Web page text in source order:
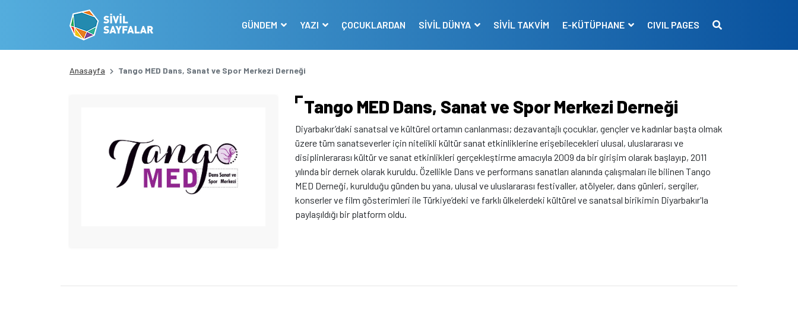
GÜNDEM YAZI ÇOCUKLARDAN SİVİL DÜNYA SİVİL TAKVİM E-KÜTÜPHANE CIVIL PAGES
Anasayfa Tango MED Dans, Sanat ve Spor Merkezi Derneği
Tango MED Dans, Sanat ve Spor Merkezi Derneği
Diyarbakır’daki sanatsal ve kültürel ortamın canlanması; dezavantajlı çocuklar, gençler ve kadınlar başta olmak
üzere tüm sanatseverler için nitelikli kültür sanat etkinliklerine erişebilecekleri ulusal, uluslararası ve
disiplinlerarası kültür ve sanat etkinlikleri gerçekleştirme amacıyla 2009 da bir girişim olarak başlayıp, 2011
yılında bir dernek olarak kuruldu. Özellikle Dans ve performans sanatları alanında çalışmaları ile bilinen Tango
MED Derneği, kurulduğu günden bu yana, ulusal ve uluslararası festivaller, atölyeler, dans günleri, sergiler,
konserler ve film gösterimleri ile Türkiye’deki ve farklı ülkelerdeki kültürel ve sanatsal birikimin Diyarbakır'la
paylaşıldığı bir platform oldu.